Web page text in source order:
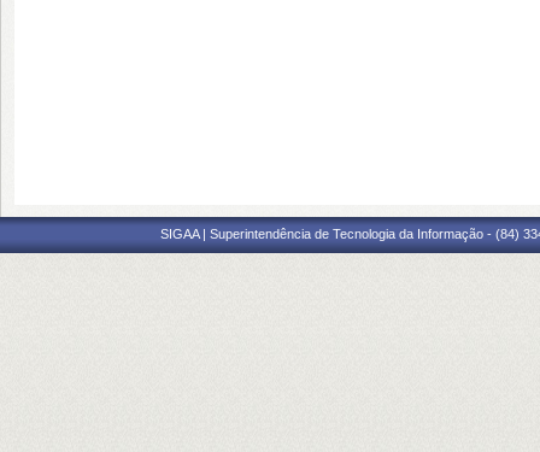
SIGAA | Superintendência de Tecnologia da Informação - (84)